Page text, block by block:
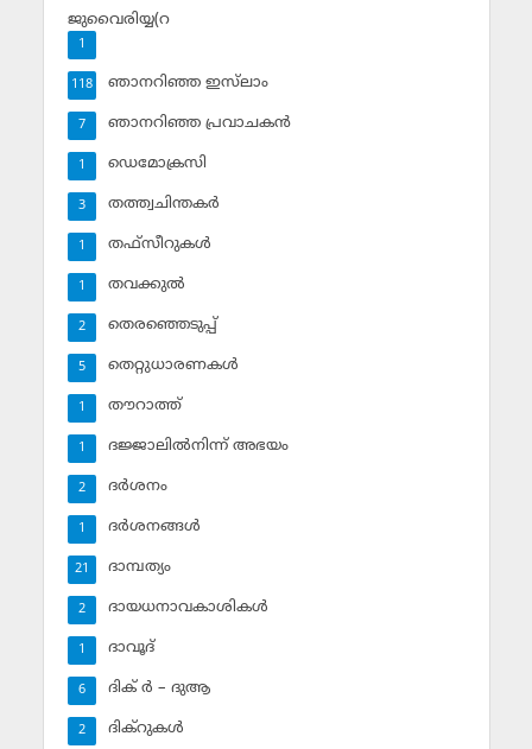
ജുവൈരിയ്യ(റ
1
ഞാനറിഞ്ഞ ഇസ്‌ലാം
118
ഞാനറിഞ്ഞ പ്രവാചകന്‍
7
ഡെമോക്രസി
1
തത്ത്വചിന്തകര്‍
3
തഫ്‌സീറുകള്‍
1
തവക്കുല്‍
1
തെരഞ്ഞെടുപ്പ്
2
തെറ്റുധാരണകള്‍
5
തൗറാത്ത്
1
ദജ്ജാലില്‍നിന്ന് അഭയം
1
ദര്‍ശനം
2
ദര്‍ശനങ്ങള്‍
1
ദാമ്പത്യം
21
ദായധനാവകാശികള്‍
2
ദാവൂദ്‌
1
ദിക് ര്‍ – ദുആ
6
ദിക്‌റുകള്‍
2